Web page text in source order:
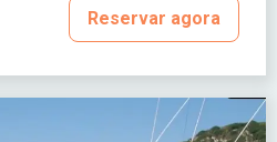
Reservar agora